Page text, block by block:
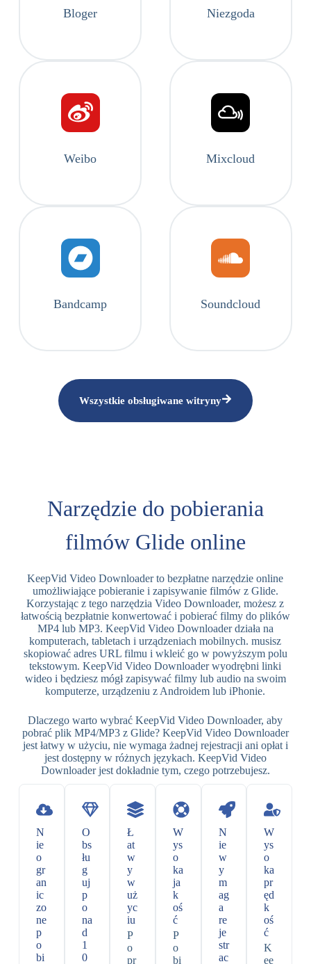
Bloger Niezgoda
Weibo Mixcloud
Bandcamp Soundcloud
Wszystkie obsługiwane witryny
Narzędzie do pobierania
filmów Glide online
KeepVid Video Downloader to bezpłatne narzędzie online
umożliwiające pobieranie i zapisywanie filmów z Glide.
Korzystając z tego narzędzia Video Downloader, możesz z
łatwością bezpłatnie konwertować i pobierać filmy do plików
MP4 lub MP3. KeepVid Video Downloader działa na
komputerach, tabletach i urządzeniach mobilnych. musisz
skopiować adres URL filmu i wkleić go w powyższym polu
tekstowym. KeepVid Video Downloader wyodrębni linki
wideo i będziesz mógł zapisywać filmy lub audio na swoim
komputerze, urządzeniu z Androidem lub iPhonie.
Dlaczego warto wybrać KeepVid Video Downloader, aby
pobrać plik MP4/MP3 z Glide? KeepVid Video Downloader
jest łatwy w użyciu, nie wymaga żadnej rejestracji ani opłat i
jest dostępny w różnych językach. KeepVid Video
Downloader jest dokładnie tym, czego potrzebujesz.
N
ie
o
gr
an
ic
zo
ne
p
o
bi
O
bs
łu
g
uj
p
o
na
d
1
0
Ł
at
w
y
w
uż
yc
iu
P
o
pr
W
ys
o
ka
ja
k
oś
ć
P
o
bi
N
ie
w
y
m
ag
a
re
je
str
ac
W
ys
o
ka
pr
ęd
k
oś
ć
K
ee